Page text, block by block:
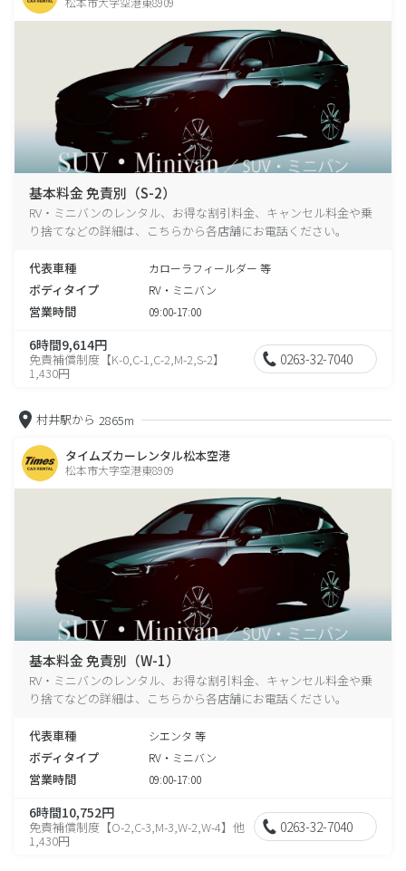
基本料金 免責別（S-2）
RV・ミニバンのレンタル、お得な割引料金、キャンセル料金や乗
り捨てなどの詳細は、こちらから各店舗にお電話ください。
代表車種 カローラフィールダー 等
ボディタイプ RV・ミニバン
営業時間 09:00-17:00
6時間9,614円
免責補償制度【K-0,C-1,C-2,M-2,S-2】
1,430円
0263-32-7040
村井駅から 2865m
タイムズカーレンタル松本空港
松本市大字空港東8909
基本料金 免責別（W-1）
RV・ミニバンのレンタル、お得な割引料金、キャンセル料金や乗
り捨てなどの詳細は、こちらから各店舗にお電話ください。
代表車種 シエンタ 等
ボディタイプ RV・ミニバン
営業時間 09:00-17:00
6時間10,752円
免責補償制度【O-2,C-3,M-3,W-2,W-4】他
1,430円
0263-32-7040